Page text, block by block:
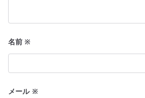
名前※
メール ※